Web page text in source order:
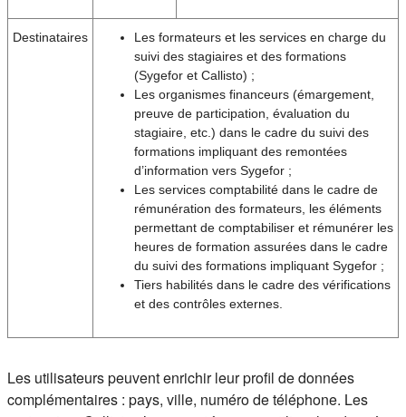
Destinataires
Les formateurs et les services en charge du
suivi des stagiaires et des formations
(Sygefor et Callisto) ;
Les organismes financeurs (émargement,
preuve de participation, évaluation du
stagiaire, etc.) dans le cadre du suivi des
formations impliquant des remontées
d’information vers Sygefor ;
Les services comptabilité dans le cadre de
rémunération des formateurs, les éléments
permettant de comptabiliser et rémunérer les
heures de formation assurées dans le cadre
du suivi des formations impliquant Sygefor ;
Tiers habilités dans le cadre des vérifications
et des contrôles externes.
Les utilisateurs peuvent enrichir leur profil de données
complémentaires : pays, ville, numéro de téléphone. Les